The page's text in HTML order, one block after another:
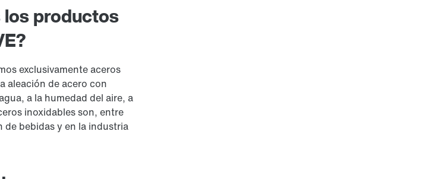
los productos
exclusivamente aceros
aleación de acero con
a la humedad del aire, a
inoxidables son, entre
bebidas y en la industria